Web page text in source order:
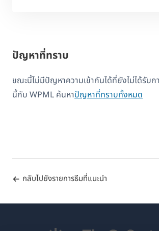
ปัญหาที่ทราบ
ขณะนี้ไม่มีปัญหาความเข้ากันได้ที่ยังไม่ได้รับก
นี้กับ WPML ค้นหาปัญหาที่ทราบทั้งหมด
กลับไปยังรายการธีมที่แนะนำ